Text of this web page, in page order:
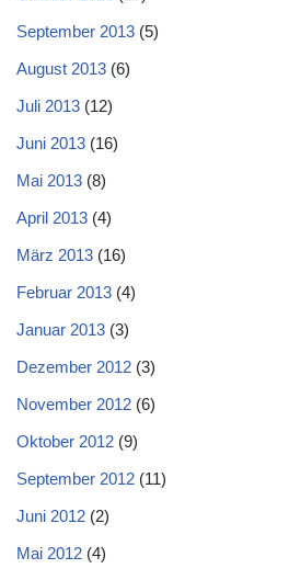
September 2013 (5)
August 2013 (6)
Juli 2013 (12)
Juni 2013 (16)
Mai 2013 (8)
April 2013 (4)
März 2013 (16)
Februar 2013 (4)
Januar 2013 (3)
Dezember 2012 (3)
November 2012 (6)
Oktober 2012 (9)
September 2012 (11)
Juni 2012 (2)
Mai 2012 (4)